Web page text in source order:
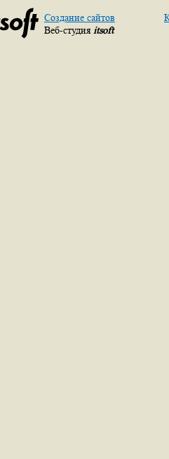
Создание сайтов
Веб-студия itsoft